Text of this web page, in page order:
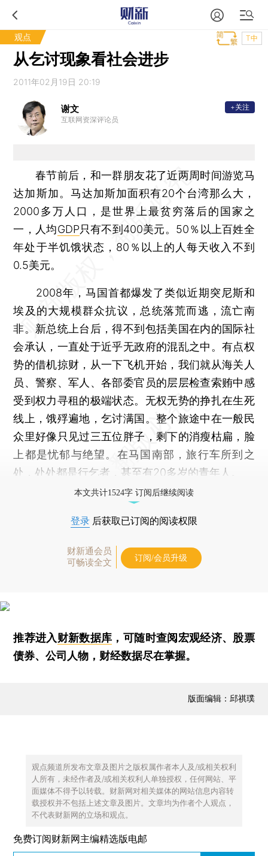
观点 T中
从乞讨现象看社会进步
2011年02月19日 20:19
谢文
互联网资深评论员
+关注
春节前后，和一群朋友花了近两周时间游览马
达加斯加。马达加斯加面积有20个台湾那么大，
2000多万人口，是世界上最贫穷落后的国家之
一，人均GDP只有不到400美元。50％以上百姓全
年处于半饥饿状态，80％以上的人每天收入不到
0.5美元。
2008年，马国首都爆发了类似近期突尼斯和
埃及的大规模群众抗议，总统落荒而逃，流亡南
非。新总统上台后，得不到包括美国在内的国际社
会承认，一直处于近乎无政府的混乱之中。有点权
势的借机掠财，从一下飞机开始，我们就从海关人
员、警察、军人、各部委官员的层层检查索贿中感
受到权力寻租的极端状态。无权无势的挣扎在生死
线上，饿殍遍地，乞讨满国。整个旅途中在一般民
众里好像只见过三五位胖子，剩下的消瘦枯扁，脸
上都是忧郁与绝望。在马国南部，旅行车所到之
处，处处都是行乞者，甚至有20多岁的青年人。
本文共计1524字 订阅后继续阅读
登录 后获取已订阅的阅读权限
财新通会员
可畅读全文
订阅/会员升级
推荐进入财新数据库 ，可随时查阅宏观经济、股票
债券、公司人物，财经数据尽在掌握。
版面编辑：邱祺璞
观点频道所发布文章及图片之版权属作者本人及/或相关权利
人所有，未经作者及/或相关权利人单独授权，任何网站、平
面媒体不得予以转载。财新网对相关媒体的网站信息内容转
载授权并不包括上述文章及图片。文章均为作者个人观点，
不代表财新网的立场和观点。
免费订阅财新网主编精选版电邮